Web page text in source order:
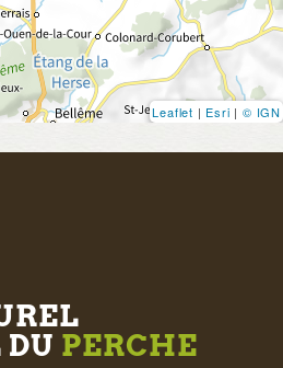
Leaflet | Esri | © IGN
PERCHE